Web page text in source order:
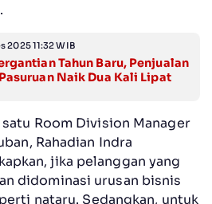
2025 11:32 WIB
Tahun Baru, Penjualan
Naik Dua Kali Lipat
Room Division Manager
Rahadian Indra
jika pelanggan yang
didominasi urusan bisnis
nataru. Sedangkan, untuk